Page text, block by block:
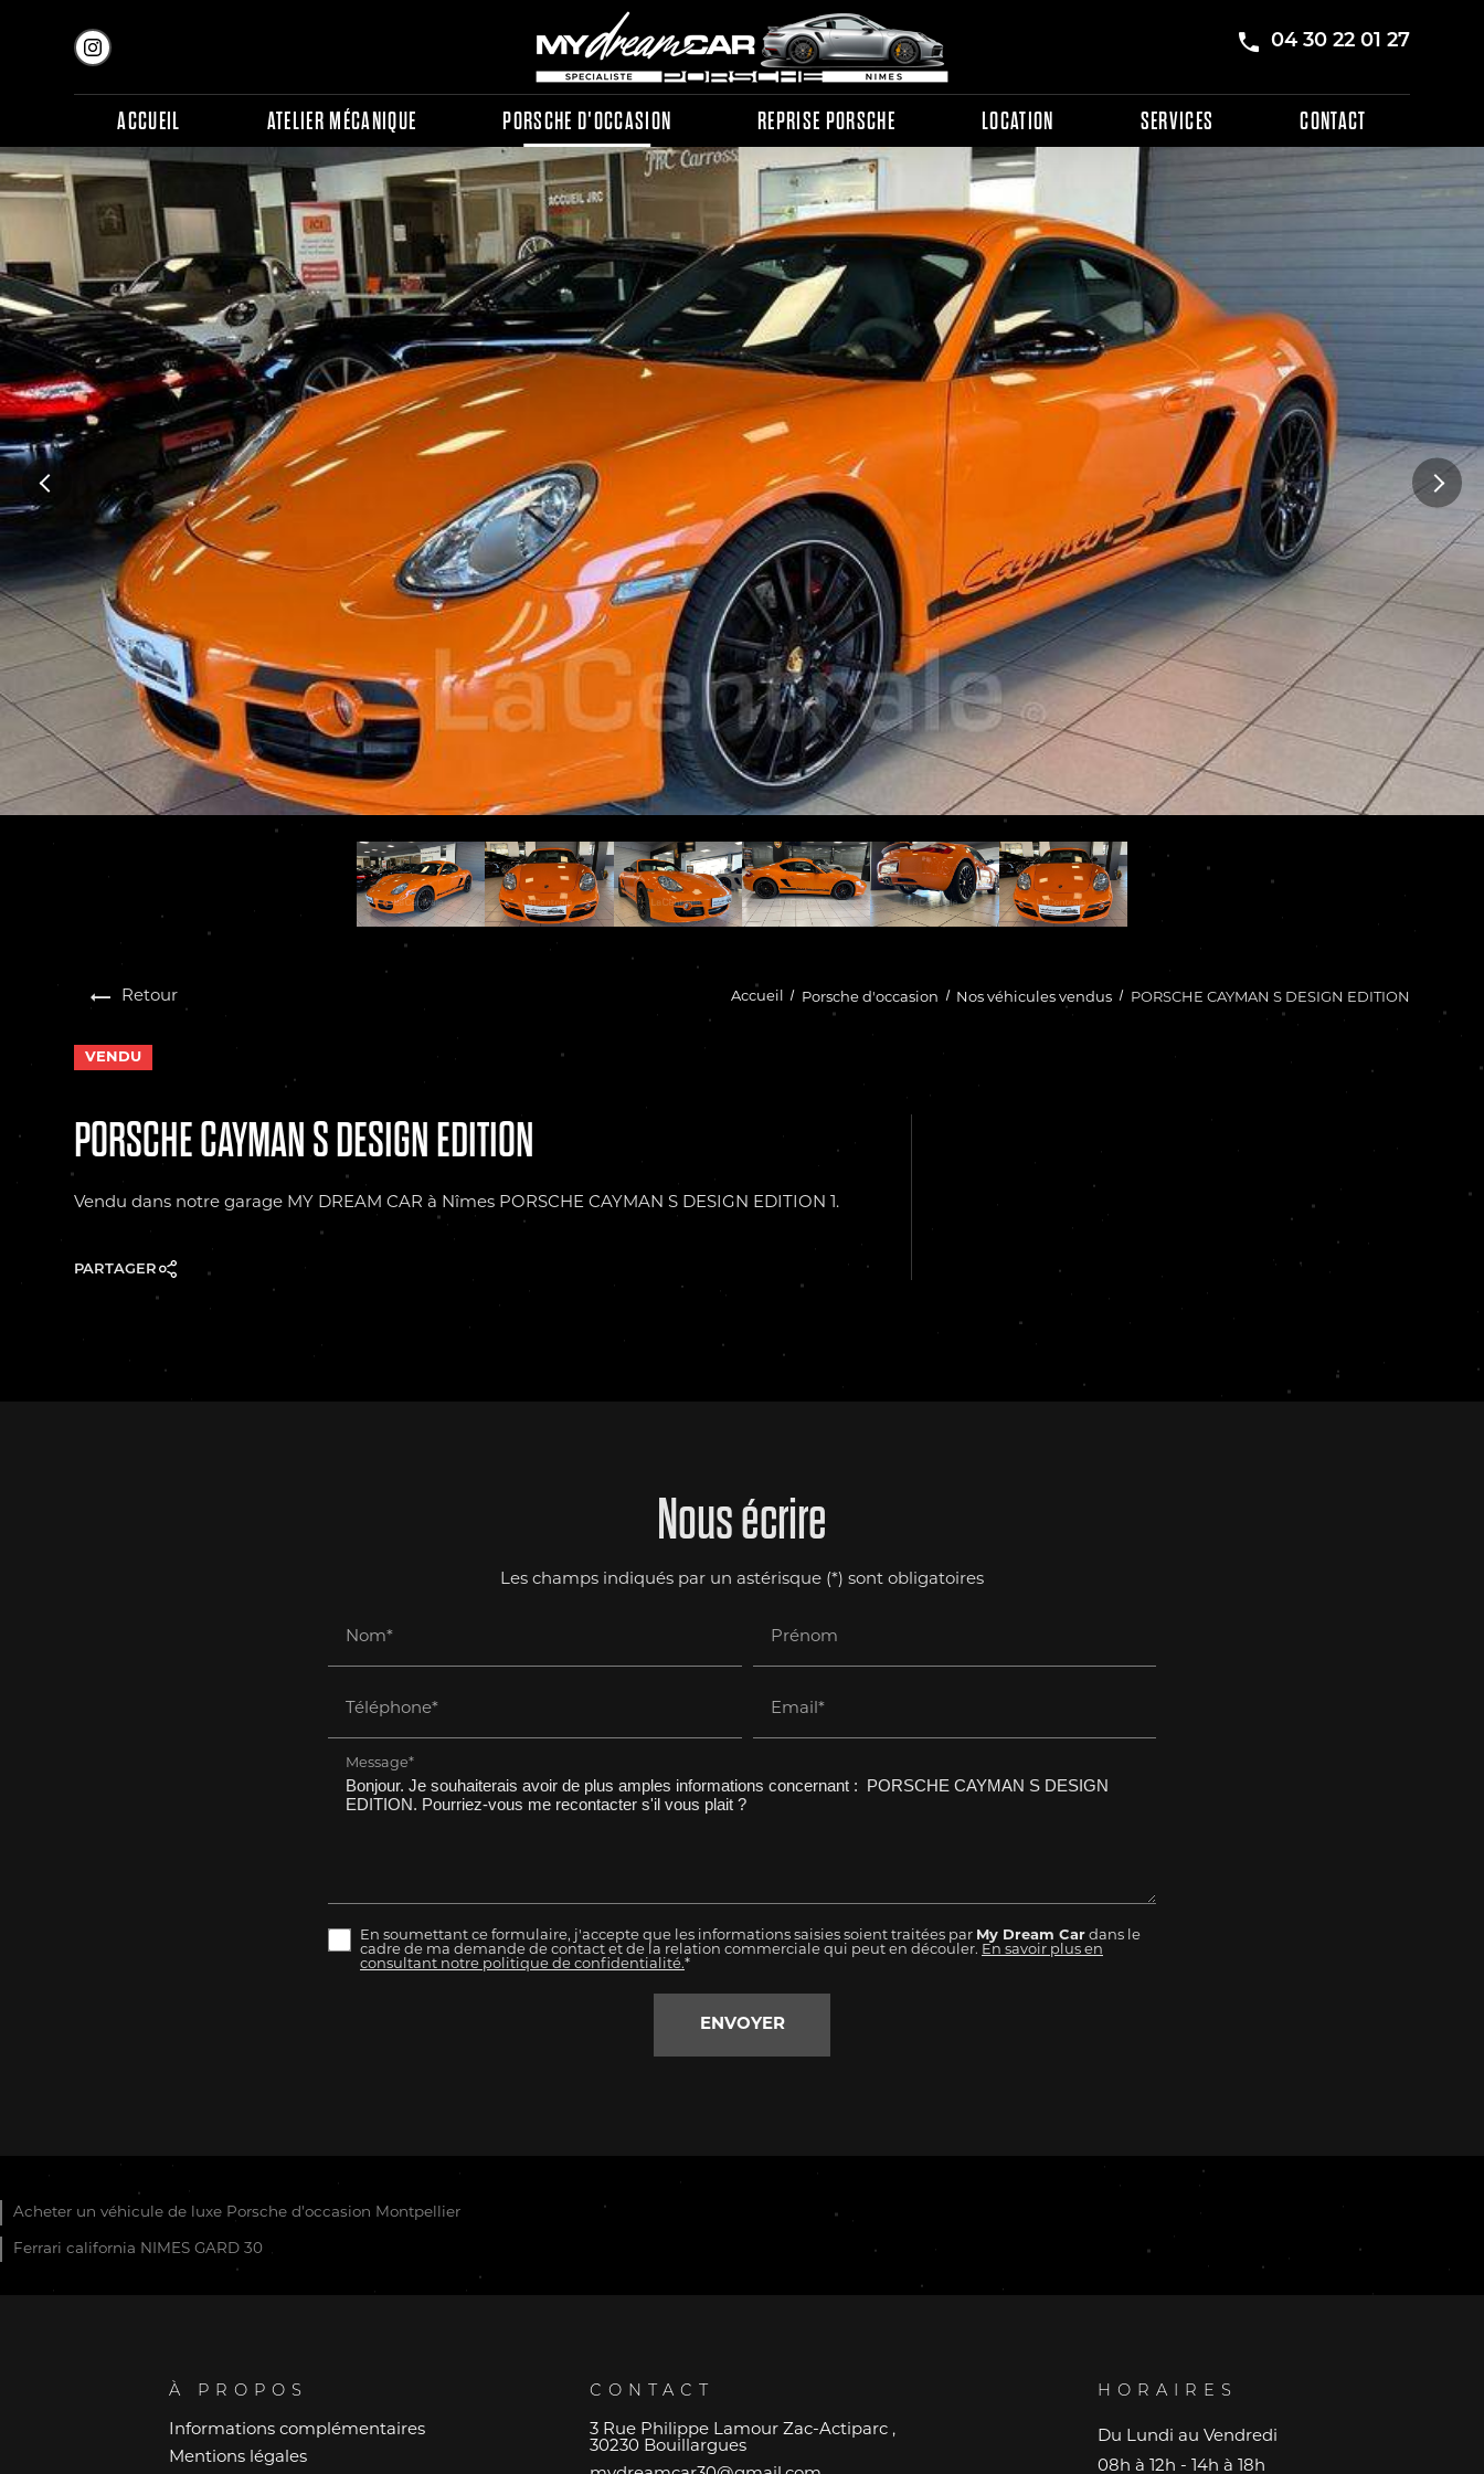
04 30 22 01 27
ACCUEIL ATELIER MÉCANIQUE PORSCHE D'OCCASION REPRISE PORSCHE LOCATION SERVICES CONTACT
Previous Next
Accueil Porsche d'occasion Nos véhicules vendus PORSCHE CAYMAN S DESIGN EDITION
Retour
VENDU
PORSCHE CAYMAN S DESIGN EDITION
Vendu dans notre garage MY DREAM CAR à Nîmes PORSCHE CAYMAN S DESIGN EDITION 1.
PARTAGER
Nous écrire
Les champs indiqués par un astérisque (*) sont obligatoires
Nom* Prénom
Téléphone* Email*
Message*
En soumettant ce formulaire, j'accepte que les informations saisies soient traitées par My Dream Car dans le
cadre de ma demande de contact et de la relation commerciale qui peut en découler. En savoir plus en
consultant notre politique de confidentialité.*
Acheter un véhicule de luxe Porsche d'occasion Montpellier
Ferrari california NIMES GARD 30
À PROPOS
Informations complémentaires
Mentions légales
CONTACT
3 Rue Philippe Lamour Zac-Actiparc ,
30230 Bouillargues
HORAIRES
Du Lundi au Vendredi
08h à 12h - 14h à 18h